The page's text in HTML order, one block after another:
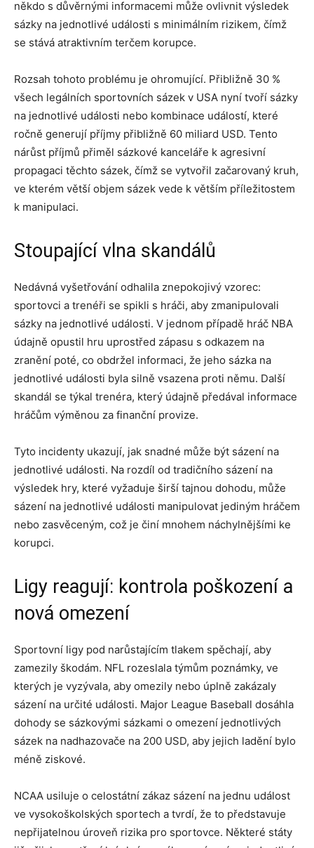
někdo s důvěrnými informacemi může ovlivnit výsledek
sázky na jednotlivé události s minimálním rizikem, čímž
se stává atraktivním terčem korupce.
Rozsah tohoto problému je ohromující. Přibližně 30 %
všech legálních sportovních sázek v USA nyní tvoří sázky
na jednotlivé události nebo kombinace událostí, které
ročně generují příjmy přibližně 60 miliard USD. Tento
nárůst příjmů přiměl sázkové kanceláře k agresivní
propagaci těchto sázek, čímž se vytvořil začarovaný kruh,
ve kterém větší objem sázek vede k větším příležitostem
k manipulaci.
Stoupající vlna skandálů
Nedávná vyšetřování odhalila znepokojivý vzorec:
sportovci a trenéři se spikli s hráči, aby zmanipulovali
sázky na jednotlivé události. V jednom případě hráč NBA
údajně opustil hru uprostřed zápasu s odkazem na
zranění poté, co obdržel informaci, že jeho sázka na
jednotlivé události byla silně vsazena proti němu. Další
skandál se týkal trenéra, který údajně předával informace
hráčům výměnou za finanční provize.
Tyto incidenty ukazují, jak snadné může být sázení na
jednotlivé události. Na rozdíl od tradičního sázení na
výsledek hry, které vyžaduje širší tajnou dohodu, může
sázení na jednotlivé události manipulovat jediným hráčem
nebo zasvěceným, což je činí mnohem náchylnějšími ke
korupci.
Ligy reagují: kontrola poškození a
nová omezení
Sportovní ligy pod narůstajícím tlakem spěchají, aby
zamezily škodám. NFL rozeslala týmům poznámky, ve
kterých je vyzývala, aby omezily nebo úplně zakázaly
sázení na určité události. Major League Baseball dosáhla
dohody se sázkovými sázkami o omezení jednotlivých
sázek na nadhazovače na 200 USD, aby jejich ladění bylo
méně ziskové.
NCAA usiluje o celostátní zákaz sázení na jednu událost
ve vysokoškolských sportech a tvrdí, že to představuje
nepřijatelnou úroveň rizika pro sportovce. Některé státy